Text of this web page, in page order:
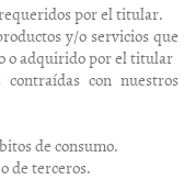
por el titular.
y/o servicios que
o adquirido por el titular
con nuestros
de consumo.
de terceros.